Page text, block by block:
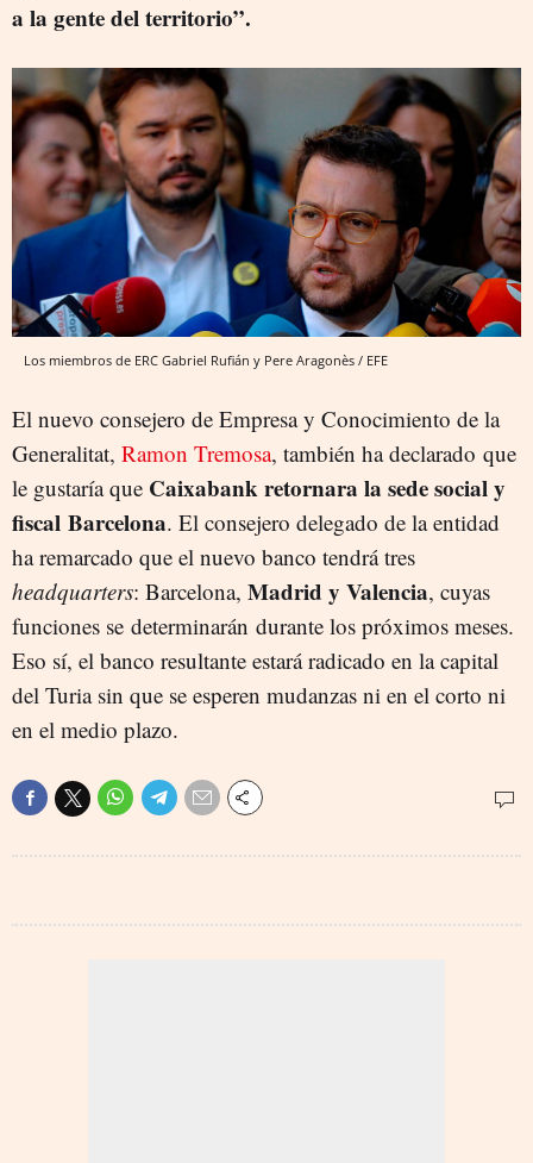
a la gente del territorio”.
Los miembros de ERC Gabriel Rufián y Pere Aragonès / EFE
El nuevo consejero de Empresa y Conocimiento de la
Generalitat, Ramon Tremosa, también ha declarado que
le gustaría que Caixabank retornara la sede social y
fiscal Barcelona. El consejero delegado de la entidad
ha remarcado que el nuevo banco tendrá tres
headquarters: Barcelona, Madrid y Valencia, cuyas
funciones se determinarán durante los próximos meses.
Eso sí, el banco resultante estará radicado en la capital
del Turia sin que se esperen mudanzas ni en el corto ni
en el medio plazo.